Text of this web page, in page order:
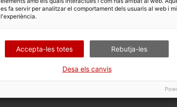
Problemes i malalties
Les aftes, la càries, la gingivitis, la
periodontitis i l’herpes labial són alguns
dels problemes i malalties bucodentals
es fa servir per analitzar el comportament dels usuaris al web i
l'experiència.
Accepta-les totes Rebutja-les
Desa els canvis